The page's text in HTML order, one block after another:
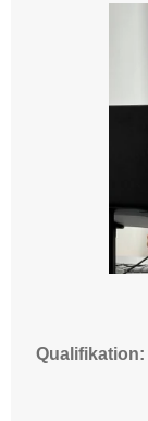
Qualifikation: